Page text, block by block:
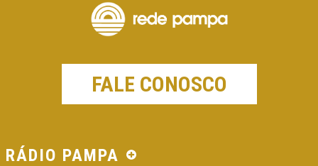
FALE CONOSCO
RÁDIO PAMPA